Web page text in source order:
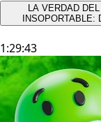
LA VERDAD
1:29:43